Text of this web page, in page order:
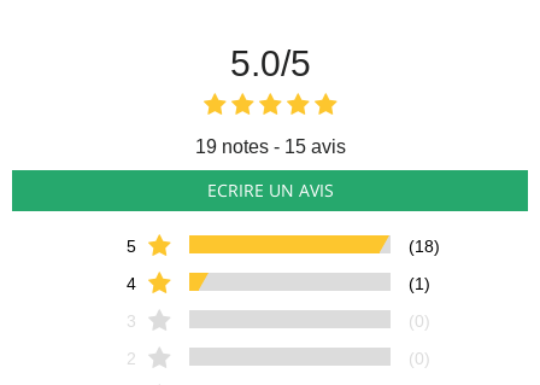
5.0/5
19notes - 15 avis
ECRIRE UN AVIS
5
(18)
4
(1)
3
(0)
2
(0)